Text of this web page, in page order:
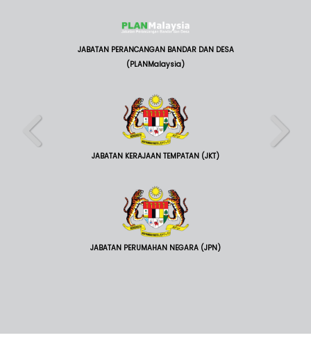
JABATAN PERANCANGAN BANDAR DAN DESA
(PLANMalaysia)
JABATAN KERAJAAN TEMPATAN (JKT)
JABATAN PERUMAHAN NEGARA (JPN)